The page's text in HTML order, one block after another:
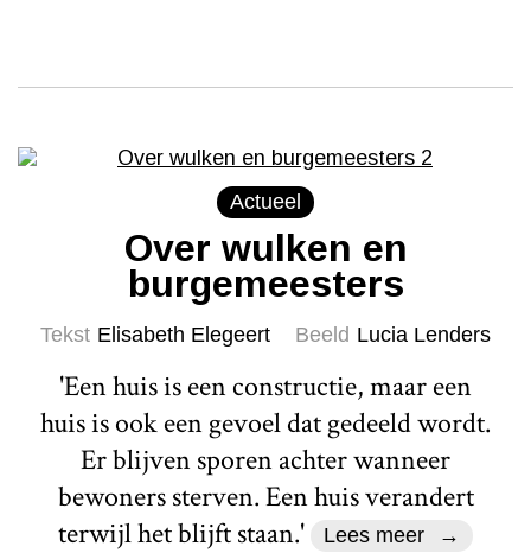
Actueel
Over wulken en
burgemeesters
Tekst Elisabeth Elegeert Beeld Lucia Lenders
'Een huis is een constructie, maar een
huis is ook een gevoel dat gedeeld wordt.
Er blijven sporen achter wanneer
bewoners sterven. Een huis verandert
terwijl het blijft staan.'
Lees meer